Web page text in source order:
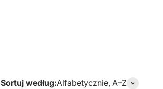
Sortuj według:Alfabetycznie, A–Z